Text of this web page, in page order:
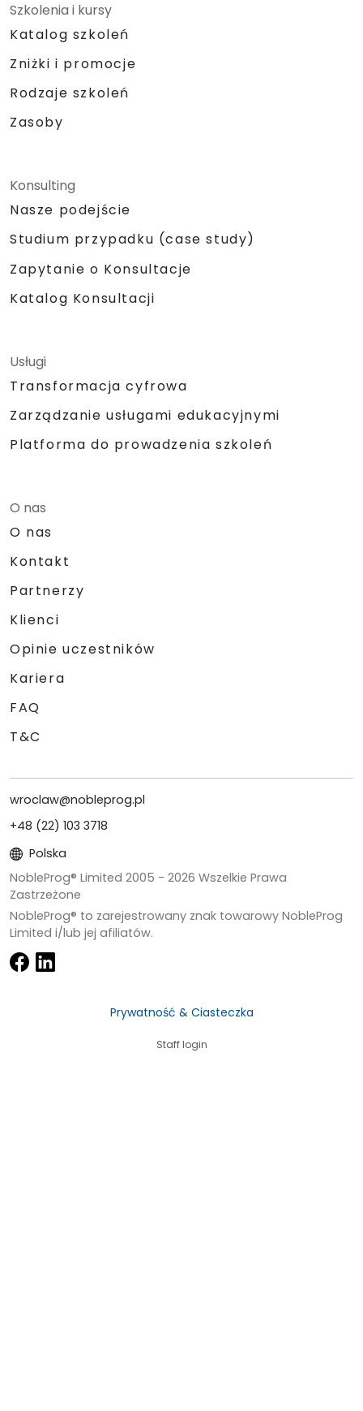
Szkolenia i kursy
Katalog szkoleń
Zniżki i promocje
Rodzaje szkoleń
Zasoby
Konsulting
Nasze podejście
Studium przypadku (case study)
Zapytanie o Konsultacje
Katalog Konsultacji
Usługi
Transformacja cyfrowa
Zarządzanie usługami edukacyjnymi
Platforma do prowadzenia szkoleń
O nas
O nas
Kontakt
Partnerzy
Klienci
Opinie uczestników
Kariera
FAQ
T&C
wroclaw@nobleprog.pl
+48 (22) 103 3718
Polska
NobleProg® Limited 2005 - 2026 Wszelkie Prawa
Zastrzeżone
NobleProg® to zarejestrowany znak towarowy NobleProg
Limited i/lub jej afiliatów.
Prywatność & Ciasteczka
Staff login